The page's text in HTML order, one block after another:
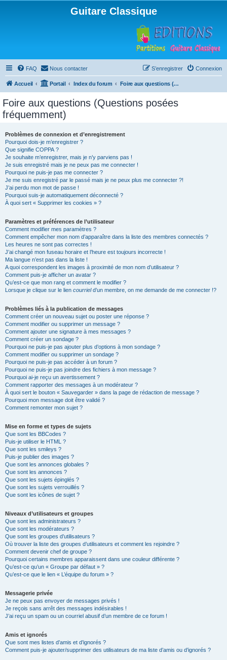
Guitare Classique
FAQ Nous contacter Connexion
S’enregistrer
Accueil Portail Index du forum Foire aux questions (Questions posées fréquemment)
Foire aux questions (Questions posées
fréquemment)
Problèmes de connexion et d’enregistrement
Pourquoi dois-je m’enregistrer ?
Que signifie COPPA ?
Je souhaite m’enregistrer, mais je n’y parviens pas !
Je suis enregistré mais je ne peux pas me connecter !
Pourquoi ne puis-je pas me connecter ?
Je me suis enregistré par le passé mais je ne peux plus me connecter ?!
J’ai perdu mon mot de passe !
Pourquoi suis-je automatiquement déconnecté ?
À quoi sert « Supprimer les cookies » ?
Paramètres et préférences de l’utilisateur
Comment modifier mes paramètres ?
Comment empêcher mon nom d’apparaître dans la liste des membres connectés ?
Les heures ne sont pas correctes !
J’ai changé mon fuseau horaire et l’heure est toujours incorrecte !
Ma langue n’est pas dans la liste !
A quoi correspondent les images à proximité de mon nom d’utilisateur ?
Comment puis-je afficher un avatar ?
Qu’est-ce que mon rang et comment le modifier ?
Lorsque je clique sur le lien courrield’un membre, on me demande de me connecter !?
Problèmes liés à la publication de messages
Comment créer un nouveau sujet ou poster une réponse ?
Comment modifier ou supprimer un message ?
Comment ajouter une signature à mes messages ?
Comment créer un sondage ?
Pourquoi ne puis-je pas ajouter plus d’options à mon sondage ?
Comment modifier ou supprimer un sondage ?
Pourquoi ne puis-je pas accéder à un forum ?
Pourquoi ne puis-je pas joindre des fichiers à mon message ?
Pourquoi ai-je reçu un avertissement ?
Comment rapporter des messages à un modérateur ?
À quoi sert le bouton « Sauvegarder » dans la page de rédaction de message ?
Pourquoi mon message doit être validé ?
Comment remonter mon sujet ?
Mise en forme et types de sujets
Que sont les BBCodes ?
Puis-je utiliser le HTML ?
Que sont les smileys ?
Puis-je publier des images ?
Que sont les annonces globales ?
Que sont les annonces ?
Que sont les sujets épinglés ?
Que sont les sujets verrouillés ?
Que sont les icônes de sujet ?
Niveaux d’utilisateurs et groupes
Que sont les administrateurs ?
Que sont les modérateurs ?
Que sont les groupes d’utilisateurs ?
Où trouver la liste des groupes d’utilisateurs et comment les rejoindre ?
Comment devenir chef de groupe ?
Pourquoi certains membres apparaissent dans une couleur différente ?
Qu’est-ce qu’un « Groupe par défaut » ?
Qu’est-ce que le lien « L’équipe du forum » ?
Messagerie privée
Je ne peux pas envoyer de messages privés !
Je reçois sans arrêt des messages indésirables !
J’ai reçu un spam ou un courriel abusif d’un membre de ce forum !
Amis et ignorés
Que sont mes listes d’amis et d’ignorés ?
Comment puis-je ajouter/supprimer des utilisateurs de ma liste d’amis ou d’ignorés ?